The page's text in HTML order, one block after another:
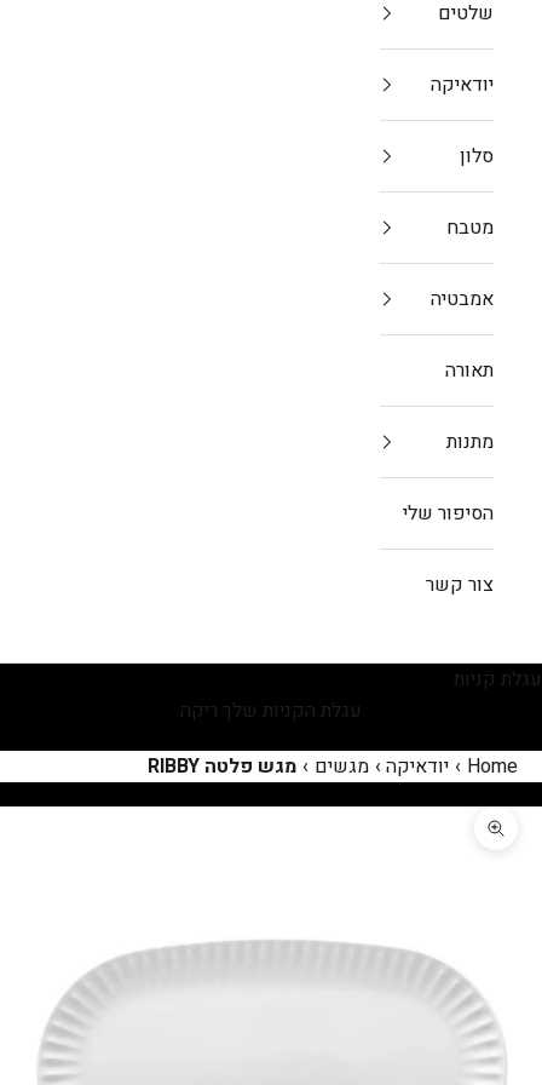
שלטים
יודאיקה
סלון
מטבח
אמבטיה
תאורה
מתנות
הסיפור שלי
צור קשר
עגלת קניות
עגלת הקניות שלך ריקה
Home
› יודאיקה › מגשים › מגש פלטה RIBBY
תקריב